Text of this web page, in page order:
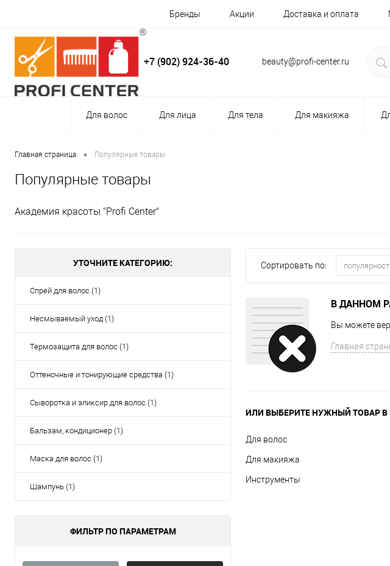
Бренды Акции Доставка и оплата
+7 (902) 924-36-40 beauty@profi-center.ru
Для волос Для лица Для тела Для макияжа
Главная страница • Популярные товары
Популярные товары
Академия красоты "Profi Center"
УТОЧНИТЕ КАТЕГОРИЮ:
Спрей для волос (1)
Несмываемый уход (1)
Термозащита для волос (1)
Оттеночные и тонирующие средства (1)
Сыворотка и эликсир для волос (1)
Бальзам, кондиционер (1)
Маска для волос (1)
Шампунь (1)
ФИЛЬТР ПО ПАРАМЕТРАМ
Сортировать по:
В ДАННОМ
Вы можете
Главная
ИЛИ ВЫБЕРИТЕ НУЖНЫЙ ТОВАР В
Для волос
Для макияжа
Инструменты